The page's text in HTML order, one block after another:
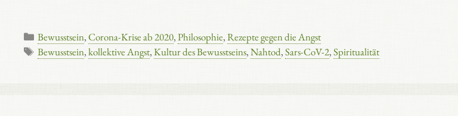
Kategorien
Bewusstsein,Corona-Krise ab 2020,Philosophie,Rezepte gegen die Angst
Schlagwörter
Bewusstsein,kollektive Angst,Kultur des Bewusstseins,Nahtod,Sars-CoV-2,Spiritualität